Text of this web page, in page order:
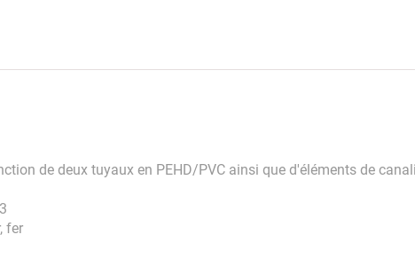
de deux tuyaux en PEHD/PVC ainsi que d'éléments de
fer